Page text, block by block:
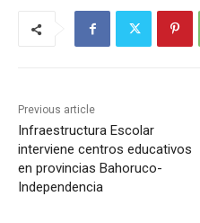
Previous article
Infraestructura Escolar
interviene centros educativos
en provincias Bahoruco-
Independencia